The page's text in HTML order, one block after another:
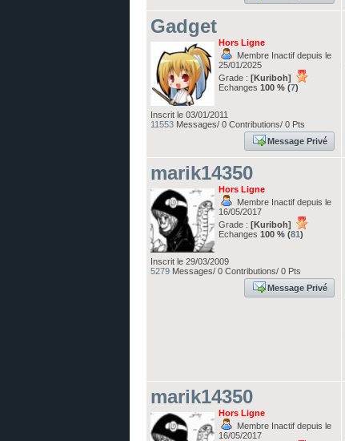
Gadget
Hors Ligne
Membre Inactif depuis le
25/01/2025
Grade : [Kuriboh]
Echanges 100 % (7)
Inscrit le 03/01/2011
11553 Messages/ 0 Contributions/ 0 Pts
Message Privé
marik14350
Hors Ligne
Membre Inactif depuis le
16/05/2017
Grade : [Kuriboh]
Echanges 100 % (81)
Inscrit le 29/03/2009
5279 Messages/ 0 Contributions/ 0 Pts
Message Privé
marik14350
Hors Ligne
Membre Inactif depuis le
16/05/2017